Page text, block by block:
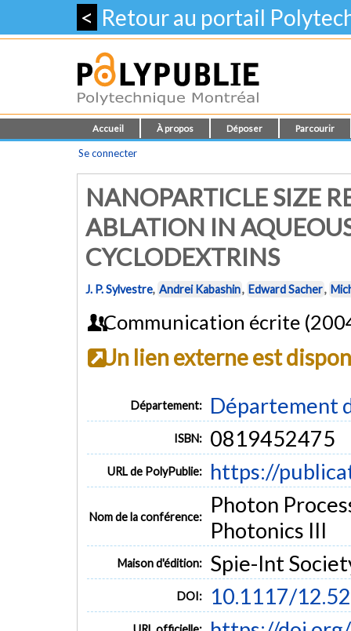
< Retour au portail
Accueil À propos Déposer Parcourir
Se connecter
NANOPARTICLE SIZE
ABLATION IN
CYCLODEXTRINS
J. P. Sylvestre, Andrei Kabashin, Edward Sacher,
Communication écrite
Un lien externe est
Département: Département
ISBN: 0819452475
URL de PolyPublie: https://
Nom de la conférence:
Photon
Photonics III
Maison d'édition: Spie-Int
DOI: 10.1117/